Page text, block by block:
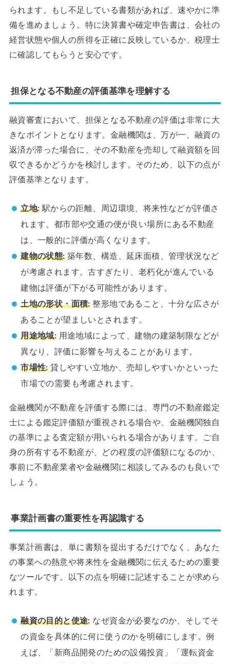
られます。もし不足している書類があれば、速やかに準
備を進めましょう。特に決算書や確定申告書は、会社の
経営状態や個人の所得を正確に反映しているか、税理士
に確認してもらうと安心です。
担保となる不動産の評価基準を理解する
融資審査において、担保となる不動産の評価は非常に大
きなポイントとなります。金融機関は、万が一、融資の
返済が滞った場合に、その不動産を売却して融資額を回
収できるかどうかを検討します。そのため、以下の点が
評価基準となります。
立地: 駅からの距離、周辺環境、将来性などが評価さ
れます。都市部や交通の便が良い場所にある不動産
は、一般的に評価が高くなります。
建物の状態:築年数、構造、延床面積、管理状況など
が考慮されます。古すぎたり、老朽化が進んでいる
建物は評価が下がる可能性があります。
土地の形状・面積:整形地であること、十分な広さが
あることが望ましいとされます。
用途地域: 用途地域によって、建物の建築制限などが
異なり、評価に影響を与えることがあります。
市場性:貸しやすい立地か、売却しやすいかといった
市場での需要も考慮されます。
金融機関が不動産を評価する際には、専門の不動産鑑定
士による鑑定評価額が重視される場合や、金融機関独自
の基準による査定額が用いられる場合があります。ご自
身の所有する不動産が、どの程度の評価額になるのか、
事前に不動産業者や金融機関に相談してみるのも良いで
しょう。
事業計画書の重要性を再認識する
事業計画書は、単に書類を提出するだけでなく、あなた
の事業への熱意や将来性を金融機関に伝えるための重要
なツールです。以下の点を明確に記述することが求めら
れます。
融資の目的と使途:なぜ資金が必要なのか、そしてそ
の資金を具体的に何に使うのかを明確にします。例
えば、「新商品開発のための設備投資」「運転資金